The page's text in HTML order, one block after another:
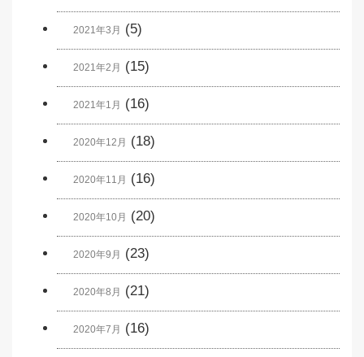
2021年3月 (5)
2021年2月 (15)
2021年1月 (16)
2020年12月 (18)
2020年11月 (16)
2020年10月 (20)
2020年9月 (23)
2020年8月 (21)
2020年7月 (16)